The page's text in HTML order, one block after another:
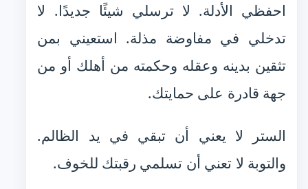
احفظي الأدلة. لا ترسلي شيئًا جديدًا. لا
تدخلي في مفاوضة مذلة. استعيني بمن
تثقين بدينه وعقله وحكمته من أهلك أو من
جهة قادرة على حمايتك.
الستر لا يعني أن تبقي في يد الظالم.
والتوبة لا تعني أن تسلمي رقبتك للخوف.